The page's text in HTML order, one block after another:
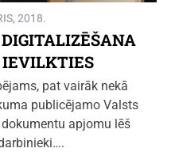
2018.
pat vairāk nekā
publicējamo Valsts
apjomu lēš